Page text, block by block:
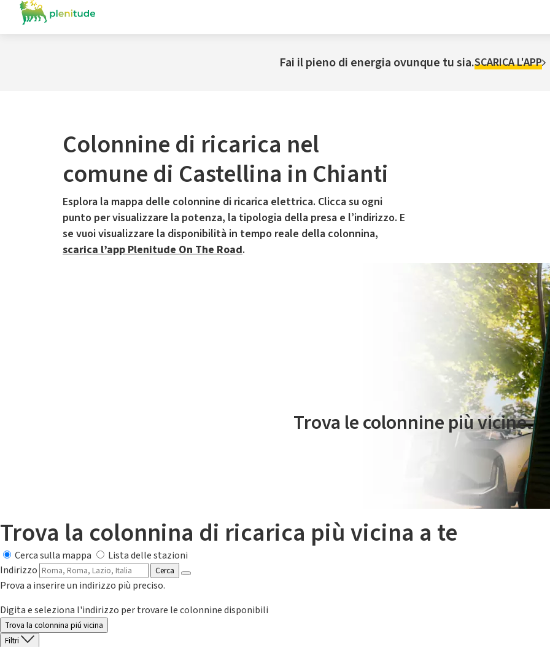
Fai il pieno di energia ovunque tu sia.SCARICA L'APP
Colonnine di ricarica nel
comune di Castellina in Chianti
Esplora la mappa delle colonnine di ricarica elettrica. Clicca su ogni
punto per visualizzare la potenza, la tipologia della presa e l’indirizzo. E
se vuoi visualizzare la disponibilità in tempo reale della colonnina,
scarica l’app Plenitude On The Road.
Il servizio di mobilità elettrica è gestito da Plenitude On The Road
Trova le colonnine più vicine.
Trova la colonnina di ricarica più vicina a te
Cerca sulla mappa
Lista delle stazioni
Indirizzo
Cerca
Prova a inserire un indirizzo più preciso.
Digita e seleziona l'indirizzo per trovare le colonnine disponibili
Trova la colonnina piú vicina
Filtri